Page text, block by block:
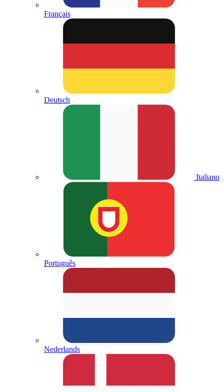
Français
Deutsch
Italiano
Português
Nederlands